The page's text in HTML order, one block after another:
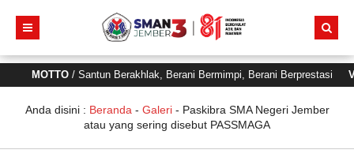
MOTTO/ Santun Berakhlak, Berani Bermimpi, Berani Berprestasi
Anda disini : Beranda - Galeri- Paskibra SMA Negeri Jember
atau yang sering disebut PASSMAGA